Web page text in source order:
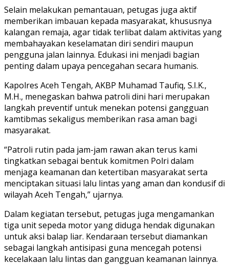
Selain melakukan pemantauan, petugas juga aktif
memberikan imbauan kepada masyarakat, khususnya
kalangan remaja, agar tidak terlibat dalam aktivitas yang
membahayakan keselamatan diri sendiri maupun
pengguna jalan lainnya. Edukasi ini menjadi bagian
penting dalam upaya pencegahan secara humanis.
Kapolres Aceh Tengah, AKBP Muhamad Taufiq, S.I.K.,
M.H., menegaskan bahwa patroli dini hari merupakan
langkah preventif untuk menekan potensi gangguan
kamtibmas sekaligus memberikan rasa aman bagi
masyarakat.
“Patroli rutin pada jam-jam rawan akan terus kami
tingkatkan sebagai bentuk komitmen Polri dalam
menjaga keamanan dan ketertiban masyarakat serta
menciptakan situasi lalu lintas yang aman dan kondusif di
wilayah Aceh Tengah,” ujarnya.
Dalam kegiatan tersebut, petugas juga mengamankan
tiga unit sepeda motor yang diduga hendak digunakan
untuk aksi balap liar. Kendaraan tersebut diamankan
sebagai langkah antisipasi guna mencegah potensi
kecelakaan lalu lintas dan gangguan keamanan lainnya.